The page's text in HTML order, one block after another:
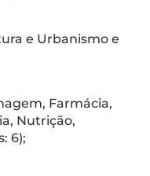
e Urbanismo e
Farmácia,
Nutrição,
6);